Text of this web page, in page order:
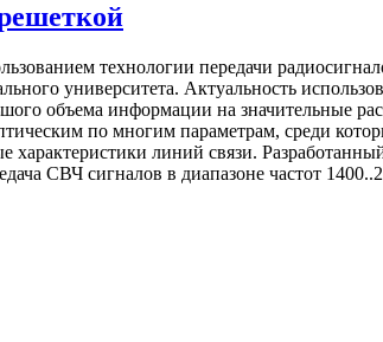
технологии передачи
университета. Актуальность
объема информации на значительные
по многим параметрам, среди
линий связи.
СВЧ сигналов в диапазоне частот